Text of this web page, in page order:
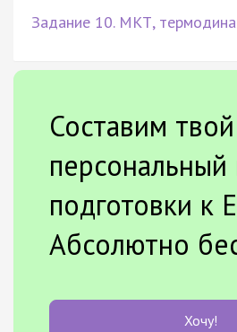
Задание 10. МКТ,
Составим твой
персональный
подготовки к
Абсолютно
Хочу!